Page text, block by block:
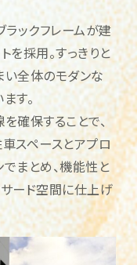
ックフレームが建
を採用。すっきりと
い全体のモダンな
す。
確保することで、
スペースとアプロ
まとめ、機能性と
ード空間に仕上げ